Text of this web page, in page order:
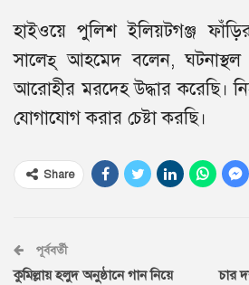
হাইওয়ে পুলিশ ইলিয়টগঞ্জ ফাঁড়ির
সালেহ্ আহমেদ বলেন,
আরোহীর মরদেহ উদ্ধার করেছি।
যোগাযোগ করার চেষ্টা করছি।
Share
পূর্ববর্তী
কুমিল্লায় হলুদ অনুষ্ঠানে গান নিয়ে
চার